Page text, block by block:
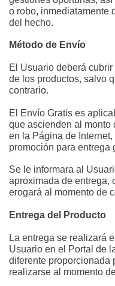
o robo, inmediatamente
del hecho.
Método de Envío
El Usuario deberá
de los productos, salvo
contrario.
El Envío Gratis es
que ascienden al monto
en la Página de
promoción para entrega
Se le informara al
aproximada de entrega,
erogará al momento de
Entrega del Producto
La entrega se realizará
Usuario en el Portal de
diferente proporcionada
realizarse al momento